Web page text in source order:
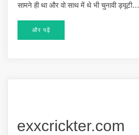
सामने ही था और वो साथ में थे भी चुनावी ड्यूटी…
और पढ़ें
exxcrickter.com